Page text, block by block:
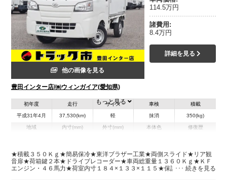
他の画像を見る
豊田インター店/㈱ウィンガイア(愛知県)
114.5万円
諸費用:
8.4万円
詳細を見る
初年度
平成31年4月
走行
37,530(km)
サイズ
軽
車検
抹消
積載
350(kg)
地域 内寸(mm)
H:1,150
外寸(mm)
H:1,910
本体色 修復歴
装備情報
もっと見る
★積載３５０Ｋｇ★簡易保冷★東洋ブラザー工業★両側スライド★リア観
音扉★荷箱鍵２本★ドライブレコーダー★車両総重量１３６０Ｋｇ★ＫＦ
エンジン・４６馬力★荷室内寸１８４×１３３×１１５★保証書・記録簿・